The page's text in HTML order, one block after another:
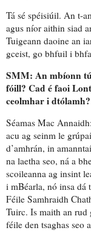
Tá sé spéisiúil. An t-
agus níor aithin siad
Tuigeann daoine an
gceist, go bhfuil i
SMM: An mbíonn
fóill? Cad é faoi
ceolmhar i dtólamh?
Séamas Mac
acu ag seinm le
d’amhrán, in
na laetha seo, ná a
scoileanna ag insint
i mBéarla, nó insa dá
Féile Samhraidh
Tuirc. Is maith an
féile den tsaghas seo